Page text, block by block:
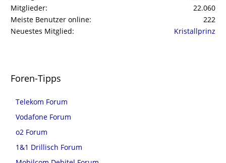
Mitglieder
22.060
Meiste Benutzer online
222
Neuestes Mitglied
Kristallprinz
Foren-Tipps
Telekom Forum
Vodafone Forum
o2 Forum
1&1 Drillisch Forum